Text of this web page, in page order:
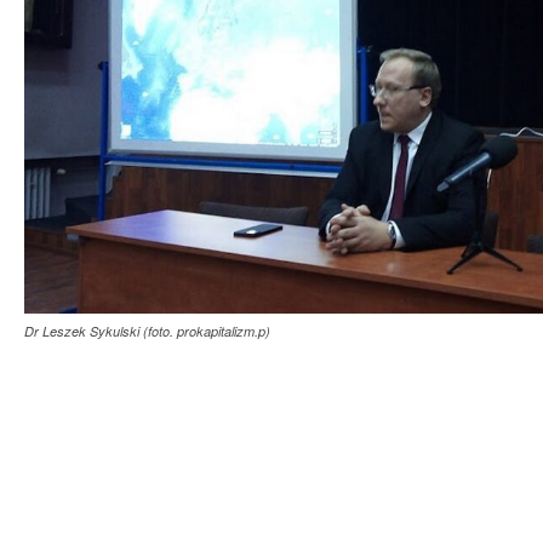
Dr Leszek Sykulski (foto. prokapitalizm.p)